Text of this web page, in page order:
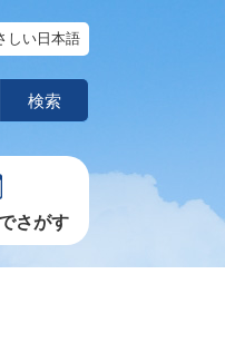
しい日本語
さがす